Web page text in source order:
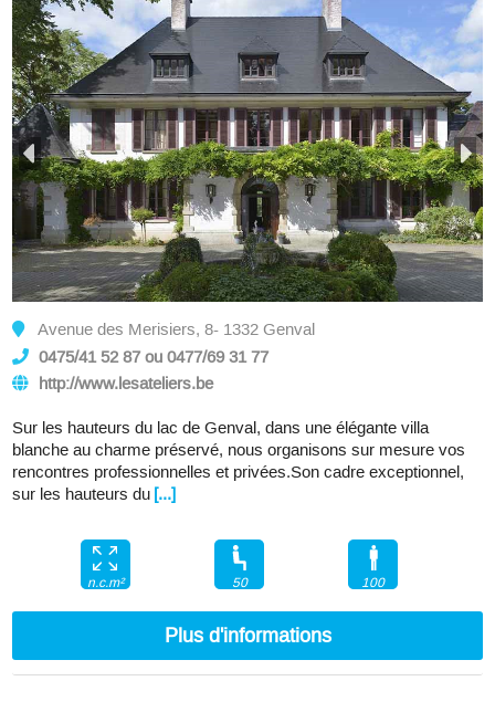
Avenue des Merisiers, 8- 1332 Genval
0475/41 52 87 ou 0477/69 31 77
http://www.lesateliers.be
Sur les hauteurs du lac de Genval, dans une élégante villa
blanche au charme préservé, nous organisons sur mesure vos
rencontres professionnelles et privées.Son cadre exceptionnel,
sur les hauteurs du [...]
n.c.m² 50 100
Plus d'informations